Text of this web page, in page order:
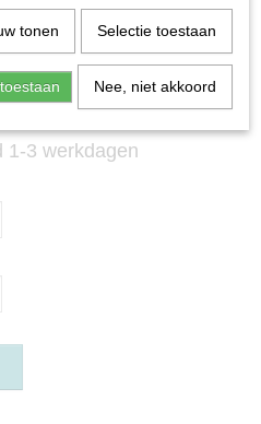
broek
1-3 werkdagen
tonen Selectie toestaan
Nee, niet akkoord